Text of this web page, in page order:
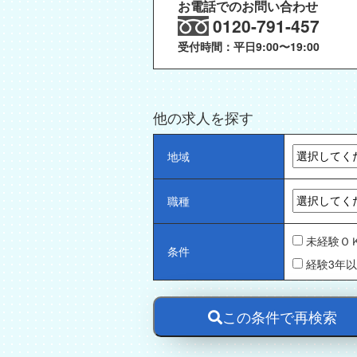
お電話でのお問い合わせ
0120-791-457
受付時間：平日9:00〜19:00
他の求人を探す
地域
職種
条件
未経験Ｏ
経験3年
この条件で再検索